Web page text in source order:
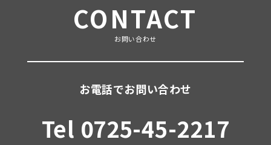
CONTACT
お問い合わせ
お電話でお問い合わせ
Tel 0725-45-2217